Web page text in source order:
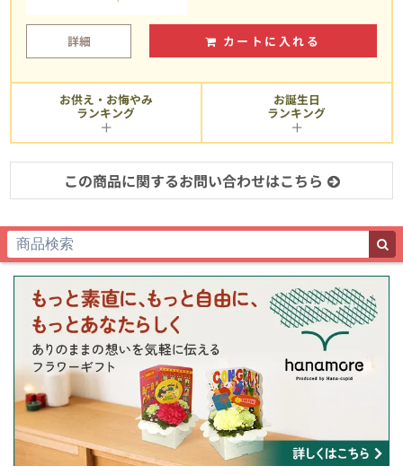
詳細 カートに入れる
お供え・お悔やみ
ランキング
お誕生日
ランキング
この商品に関するお問い合わせはこちら